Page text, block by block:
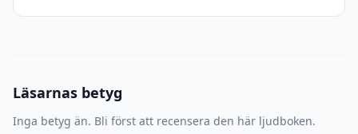
Läsarnas betyg
Inga betyg än. Bli först att recensera den här ljudboken.